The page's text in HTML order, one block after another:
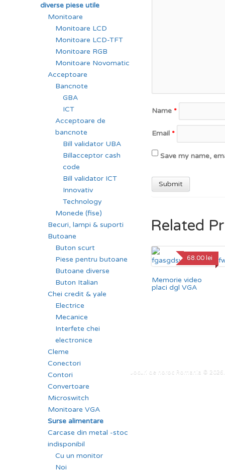
Name *
Email *
Save my name,
Related
Memorie video
placi dgl VGA
68.00lei
diverse piese utile
Monitoare
Monitoare LCD
Monitoare LCD-TFT
Monitoare RGB
Monitoare Novomatic
Acceptoare
Bancnote
GBA
ICT
Acceptoare de
bancnote
Bill validator UBA
Billacceptor cash
code
Bill validator ICT
Innovativ
Technology
Monede (fise)
Becuri, lampi & suporti
Butoane
Buton scurt
Piese pentru butoane
Butoane diverse
Buton Italian
Chei credit & yale
Electrice
Mecanice
Interfete chei
electronice
Cleme
Conectori
Contori
Convertoare
Microswitch
Monitoare VGA
Surse alimentare
Carcase din metal -stoc
indisponibil
Cu un monitor
Noi
Jocuri de noroc Romania ©